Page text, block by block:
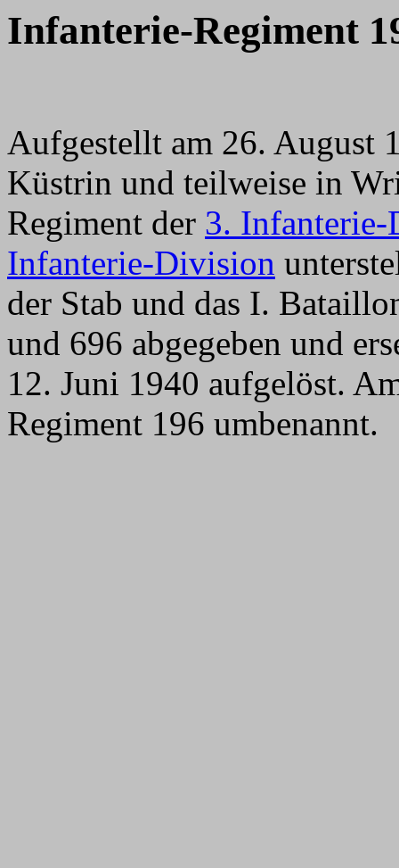
Infanterie-Regiment
Aufgestellt am 26. August
Küstrin und teilweise in
Regiment der 3.
Infanterie-Division
der Stab und das I.
und 696 abgegeben und
12. Juni 1940 aufgelöst.
Regiment 196 umbenannt.